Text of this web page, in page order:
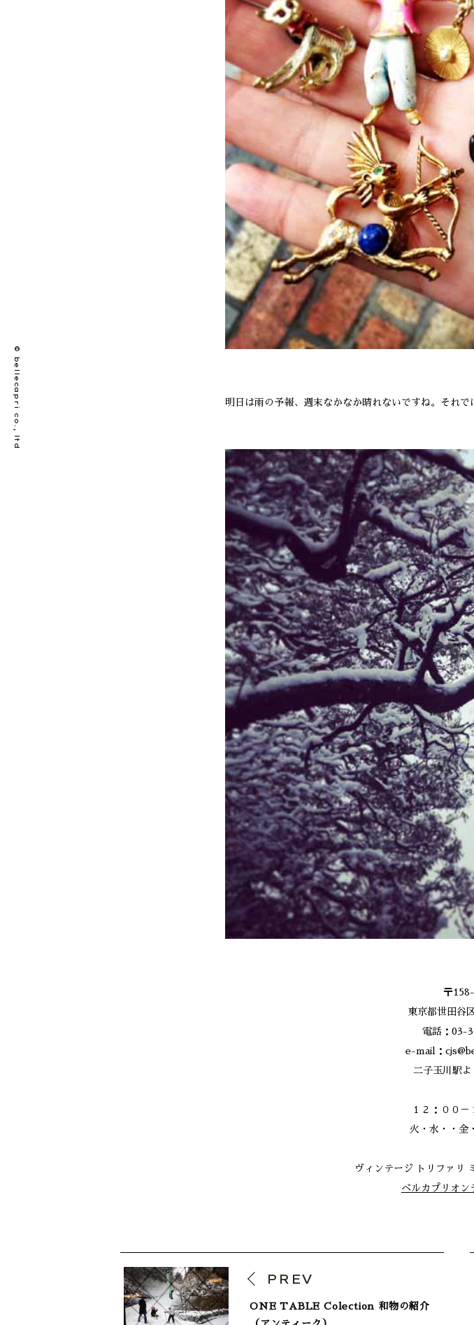
明日は雨の予報、週末なかなか晴れないですね。それで
〒
東京都世田谷
電話：03-
e-mail：
二子玉川駅よ
１２：００－
火・水・・金
ヴィンテージ トリファリ
ベルカプリオン
PREV
ONE TABLE Colection 和物の紹介
© bellecapri co., ltd